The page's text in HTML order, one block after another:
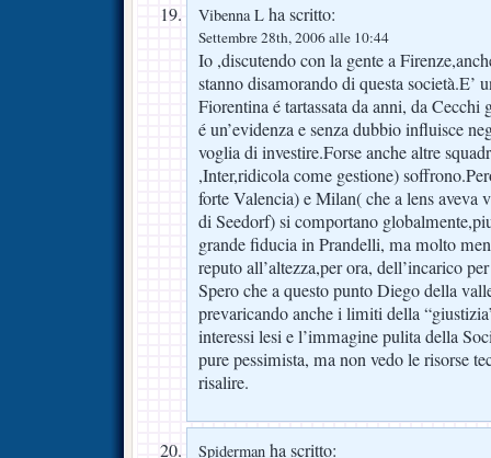
Vibenna L ha scritto:
Settembre 28th, 2006 alle 10:44
Io ,discutendo con la gente a
stanno disamorando di questa società.E’
Fiorentina é tartassata da anni, da
é un’evidenza e senza dubbio influisce
voglia di investire.Forse anche altre
,Inter,ridicola come gestione)
forte Valencia) e Milan( che a lens aveva
di Seedorf) si comportano
grande fiducia in Prandelli, ma molto
reputo all’altezza,per ora, dell’incarico
Spero che a questo punto Diego della
prevaricando anche i limiti della
interessi lesi e l’immagine pulita della
pure pessimista, ma non vedo le risorse
risalire.
Spiderman ha scritto: